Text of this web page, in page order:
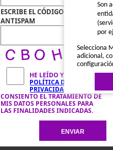
ESCRIBE EL CÓDIGO
ANTISPAM
HE LEÍDO Y ACEPTO LA
POLÍTICA DE
PRIVACIDAD
CONSIENTO EL TRATAMIENTO DE
MIS DATOS PERSONALES PARA
LAS FINALIDADES INDICADAS.
Son
por
Selecciona
adicional,